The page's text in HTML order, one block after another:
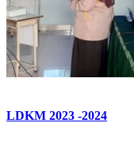
LDKM 2023 -2024